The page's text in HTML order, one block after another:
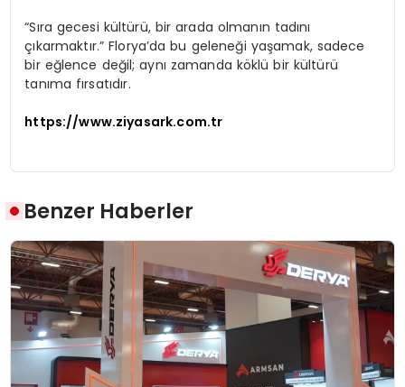
“Sıra gecesi kültürü, bir arada olmanın tadını
çıkarmaktır.” Florya’da bu geleneği yaşamak, sadece
bir eğlence değil; aynı zamanda köklü bir kültürü
tanıma fırsatıdır.
https://www.ziyasark.com.tr
Benzer Haberler